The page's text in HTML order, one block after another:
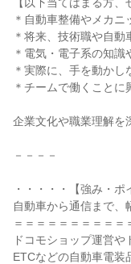
＊自動車整備やメカニ
＊将来、技術職や自動
＊電気・電子系の知
＊実際に、手を動かし
＊チームで働くこと
企業文化や職業理解を
－－－－
・・・・・【強み・ポ
自動車から通信まで、
＝＝＝＝＝＝＝＝＝＝
ドコモショップ運営や
ETCなどの自動車電装